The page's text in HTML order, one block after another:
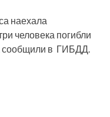
наехала
человека погибли
сообщили в ГИБДД.